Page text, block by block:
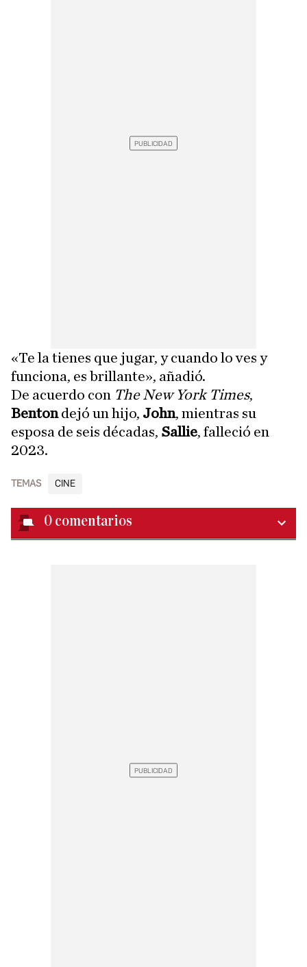
«Te la tienes que jugar, y cuando lo ves y
funciona, es brillante», añadió.
De acuerdo con The New York Times,
Bentondejó un hijo, John, mientras su
esposa de seis décadas, Sallie, falleció en
2023.
TEMAS CINE
0 comentarios